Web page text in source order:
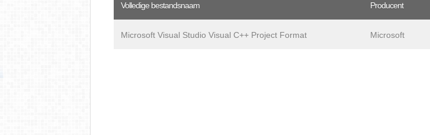
Volledige bestandsnaam Producent
Microsoft Visual Studio Visual C++ Project Format Microsoft